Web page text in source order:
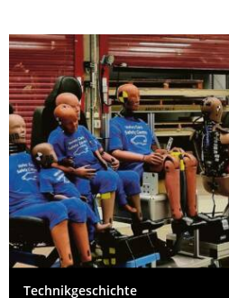
Technikgeschichte